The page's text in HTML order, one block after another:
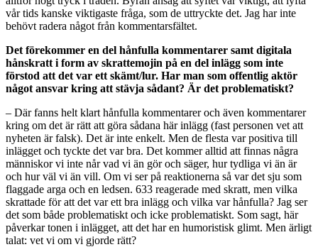
vår tids kanske viktigaste fråga, som de uttryckte det. Jag har inte
behövt radera något från kommentarsfältet.
Det förekommer en del hånfulla kommentarer samt digitala
hånskratt i form av skrattemojin på en del inlägg som inte
förstod att det var ett skämt/lur. Har man som offentlig aktör
något ansvar kring att stävja sådant? Är det problematiskt?
– Där fanns helt klart hånfulla kommentarer och även kommentarer
kring om det är rätt att göra sådana här inlägg (fast personen vet att
nyheten är falsk). Det är inte enkelt. Men de flesta var positiva till
inlägget och tyckte det var bra. Det kommer alltid att finnas några
människor vi inte når vad vi än gör och säger, hur tydliga vi än är
och hur väl vi än vill. Om vi ser på reaktionerna så var det sju som
flaggade arga och en ledsen. 633 reagerade med skratt, men vilka
skrattade för att det var ett bra inlägg och vilka var hånfulla? Jag ser
det som både problematiskt och icke problematiskt. Som sagt, här
påverkar tonen i inlägget, att det har en humoristisk glimt. Men ärligt
talat: vet vi om vi gjorde rätt?